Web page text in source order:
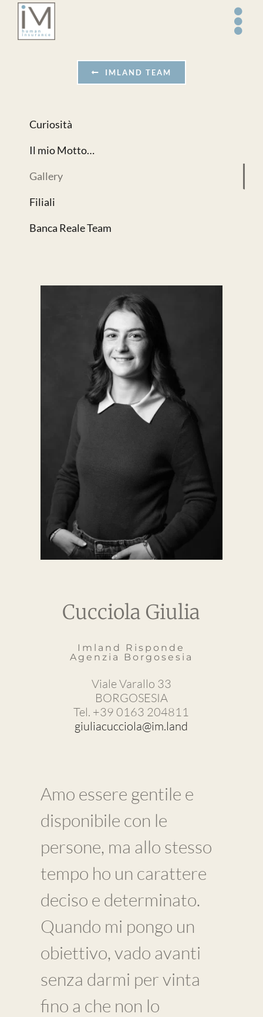
Salta
contenuto
Cucciola Giulia
Imland Risponde
Agenzia Borgosesia
Viale Varallo 33
BORGOSESIA
Tel. +39 0163 204811
giuliacucciola@im.land
Amo essere gentile e
disponibile con le
persone, ma allo stesso
tempo ho un carattere
deciso e determinato.
Quando mi pongo un
obiettivo, vado avanti
senza darmi per vinta
fino a che non lo
IMLAND TEAM
Curiosità
Il mio Motto…
Gallery
Filiali
Banca Reale Team